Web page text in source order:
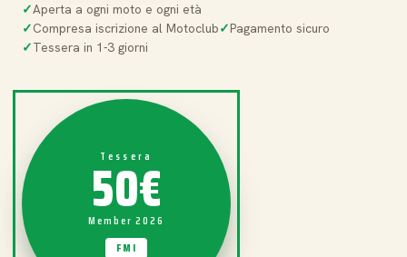
Aperta a ogni moto e ogni età
Compresa iscrizione al Motoclub
Pagamento sicuro
Tessera in 1-3 giorni
Tessera
50€
Member 2026
FMI